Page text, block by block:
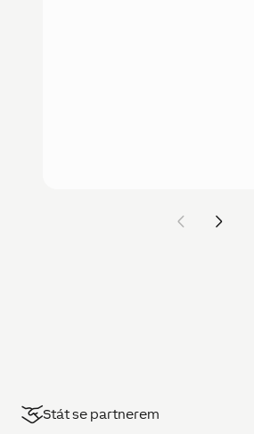
Stát se partnerem